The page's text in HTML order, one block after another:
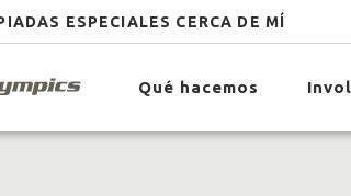
ESPECIALES CERCA DE MÍ
Qué hacemos